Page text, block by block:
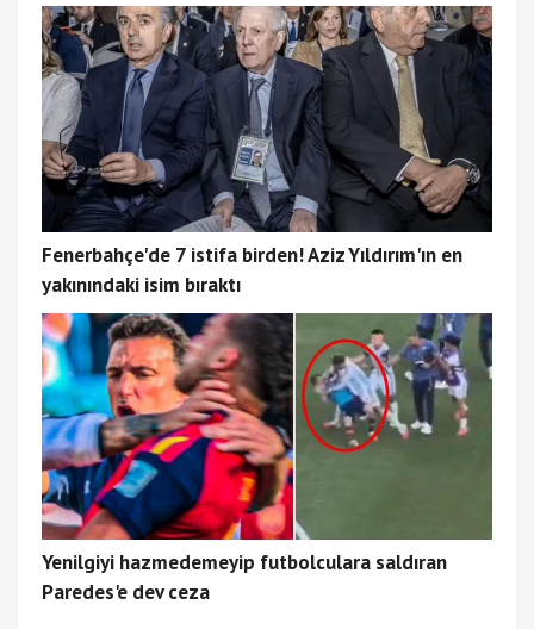
Fenerbahçe'de 7 istifa birden! Aziz Yıldırım'ın en
yakınındaki isim bıraktı
Yenilgiyi hazmedemeyip futbolculara saldıran
Paredes'e dev ceza